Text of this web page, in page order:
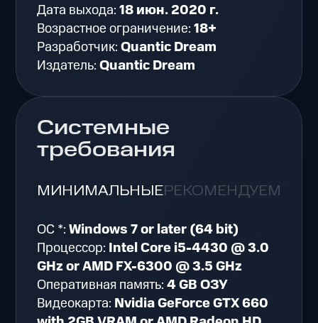
Дата выхода:18 июн. 2020 г.
Возрастное ограничение:18+
Разработчик:Quantic Dream
Издатель:Quantic Dream
Системные
требования
МИНИМАЛЬНЫЕРЕКОМЕНДУЕМЫЕ
ОС *:Windows 7 or later (64 bit)
Процессор: Intel Core i5-4430 @ 3.0
GHz or AMD FX-6300 @ 3.5 GHz
Оперативная память:4 GB ОЗУ
Видеокарта: Nvidia GeForce GTX 660